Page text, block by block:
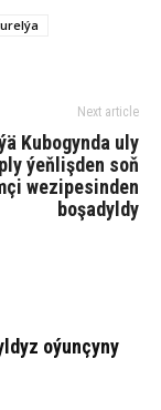
Next article
Kubogynda uly
ýeňlişden soň
wezipesinden
boşadyldy
oýunçyny